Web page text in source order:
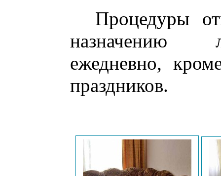
Процедуры
назначению
ежедневно,
праздников.